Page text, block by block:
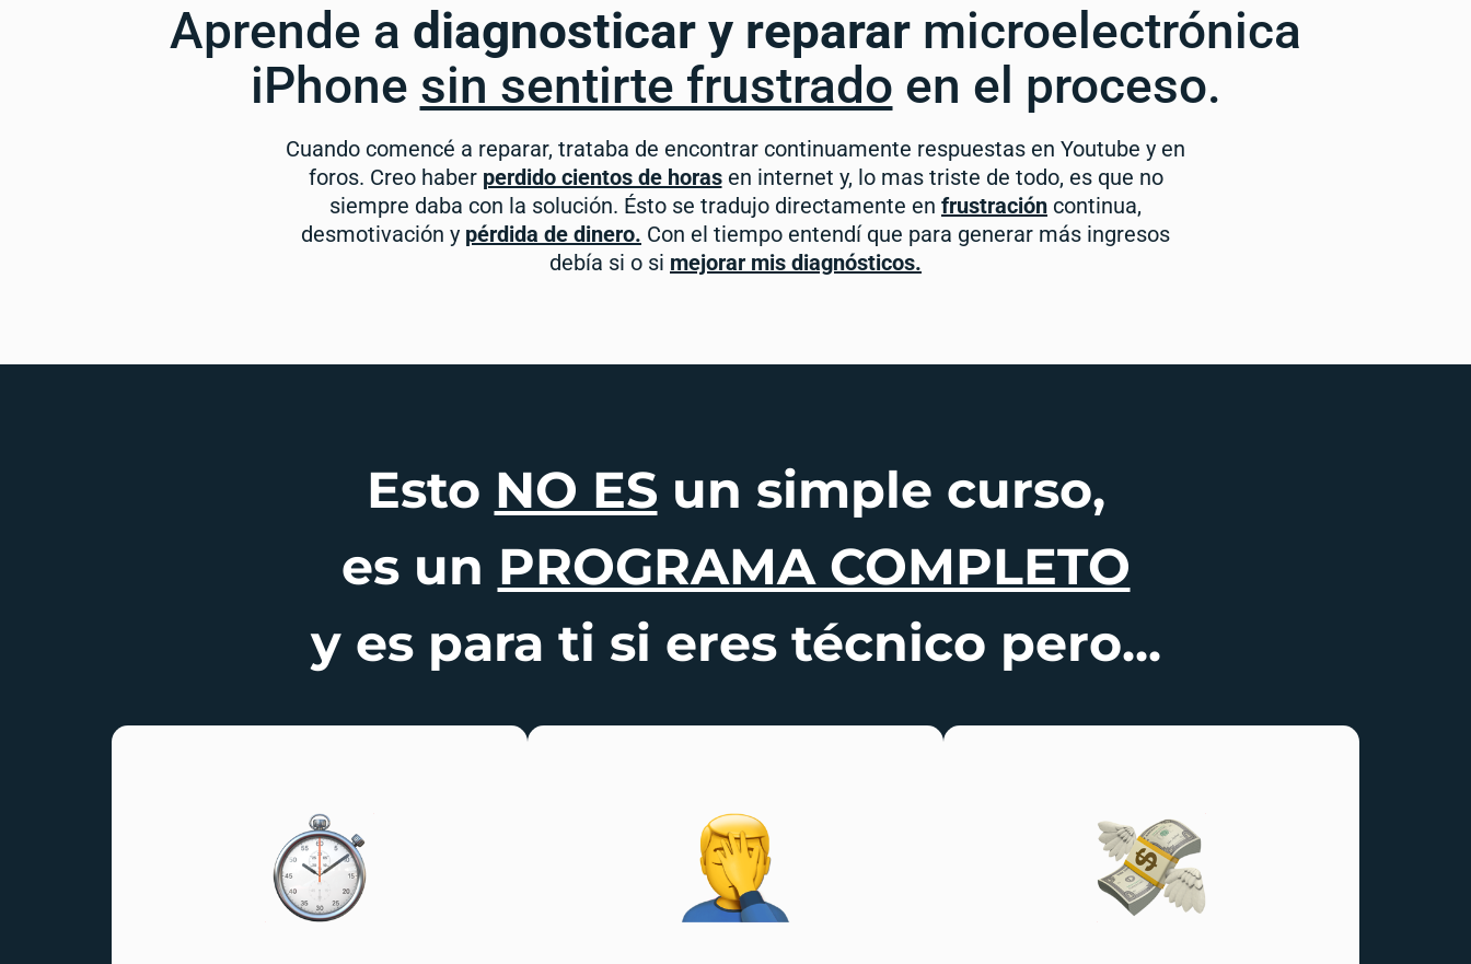
Aprende a diagnosticar y reparar microelectrónica
iPhone sin sentirte frustrado en el proceso.
Cuando comencé a reparar, trataba de encontrar continuamente respuestas en Youtube y en
foros. Creo haber perdido cientos de horasen internet y, lo mas triste de todo, es que no
siempre daba con la solución. Ésto se tradujo directamente en frustración continua,
desmotivación y pérdida de dinero. Con el tiempo entendí que para generar más ingresos
debía si o si mejorar mis diagnósticos.
Esto NO ES un simple curso,
es un PROGRAMA COMPLETO
y es para ti si eres técnico pero...